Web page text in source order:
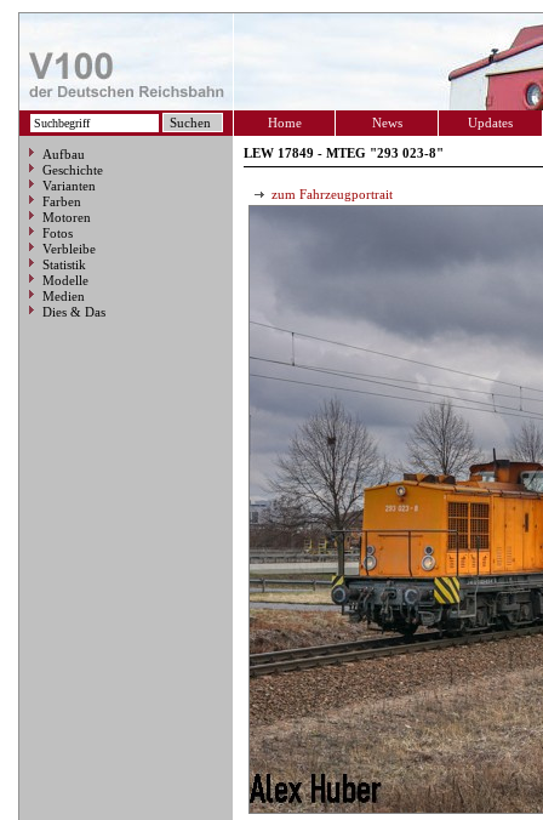
Home News Updates
Aufbau
Geschichte
Varianten
Farben
Motoren
Fotos
Verbleibe
Statistik
Modelle
Medien
Dies & Das
LEW 17849 - MTEG "293 023-8"
zum Fahrzeugportrait